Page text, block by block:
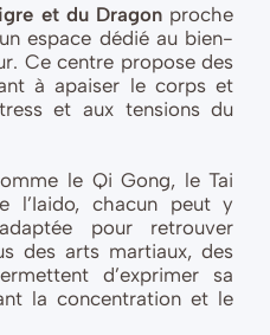
et du Dragon proche
espace dédié au bien-
Ce centre propose des
à apaiser le corps et
et aux tensions du
le Qi Gong, le Tai
l’Iaido, chacun peut y
pour retrouver
des arts martiaux, des
d’exprimer sa
la concentration et le